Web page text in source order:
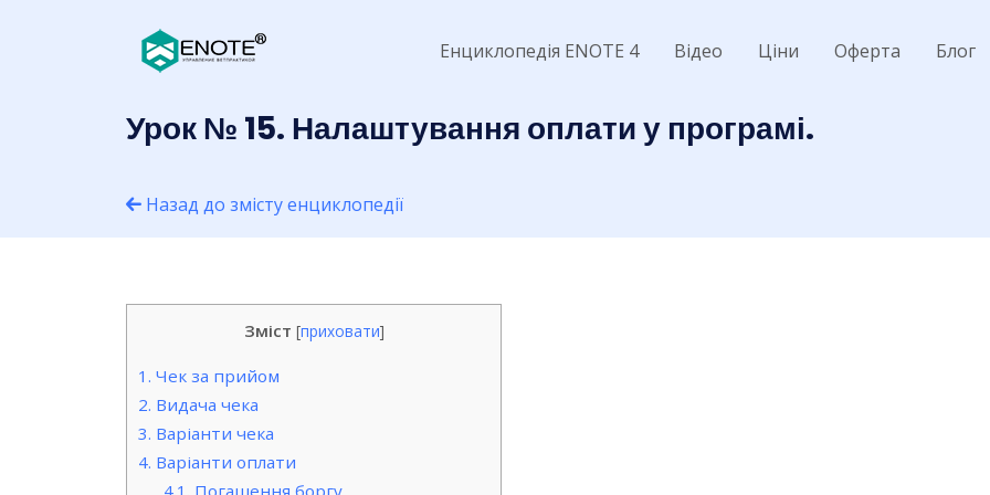
Енциклопедія ENOTE 4 Відео Ціни Оферта Блог
Урок № 15. Налаштування оплати у програмі.
Назад до змісту енциклопедії
Зміст [приховати]
1. Чек за прийом
2. Видача чека
3. Варіанти чека
4. Варіанти оплати